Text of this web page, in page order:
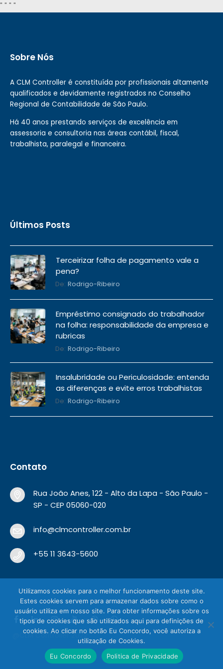
" " " "
Sobre Nós
A CLM Controller é constituída por profissionais altamente
qualificados e devidamente registrados no Conselho
Regional de Contabilidade de São Paulo.
Há 40 anos prestando serviços de excelência em
assessoria e consultoria nas áreas contábil, fiscal,
trabalhista, paralegal e financeira.
Últimos Posts
Terceirizar folha de pagamento vale a
pena?
De: Rodrigo-Ribeiro
Empréstimo consignado do trabalhador
na folha: responsabilidade da empresa e
rubricas
De: Rodrigo-Ribeiro
Insalubridade ou Periculosidade: entenda
as diferenças e evite erros trabalhistas
De: Rodrigo-Ribeiro
Contato
Rua João Anes, 122 - Alto da Lapa - São Paulo -
SP - CEP 05060-020
info@clmcontroller.com.br
+55 11 3643-5600
@CLM Controller 2022
Utilizamos cookies para o melhor funcionamento deste site.
Estes cookies servem para armazenar dados sobre como o
usuário utiliza em nosso site. Para obter informações sobre os
tipos de cookies que são utilizados aqui para definições de
cookies. Ao clicar no botão Eu Concordo, você autoriza a
utilização de Cookies.
Eu Concordo
Politica de Privacidade